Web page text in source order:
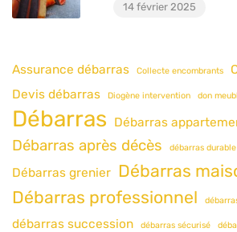
14 février 2025
Assurance débarras Collecte encombrants
Devis débarras
Diogène intervention don
Débarras Débarras
Débarras après décès débarras durable
Débarras grenier Débarras
Débarras professionnel
débarras succession débarras sécurisé